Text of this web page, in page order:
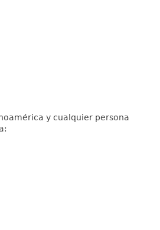
y cualquier persona